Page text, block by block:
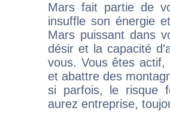
Mars fait partie de
insuffle son énergie
Mars puissant dans
désir et la capacité
vous. Vous êtes
et abattre des
si parfois, le risque
aurez entreprise,